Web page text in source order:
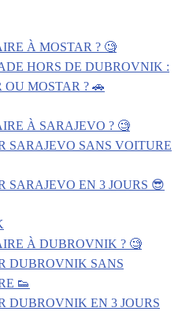
À MOSTAR ? 🧐
HORS DE DUBROVNIK :
OU MOSTAR ? 🚗
À SARAJEVO ? 🧐
SARAJEVO SANS VOITURE
SARAJEVO EN 3 JOURS 😎
À DUBROVNIK ? 🧐
DUBROVNIK SANS
👟
DUBROVNIK EN 3 JOURS